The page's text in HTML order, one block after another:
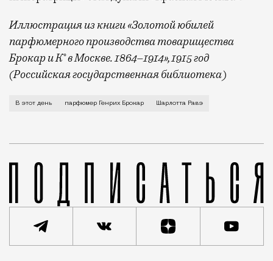
Иллюстрация из книги «Золотой юбилей
парфюмерного производства товарищества
Брокар и К° в Москве. 1864–1914», 1915 год
(Российская государственная библиотека)
Сын французского парфюмера Атанаса Брокара
В этот день парфюмер Генрих Брокар Шарлотта Равэ